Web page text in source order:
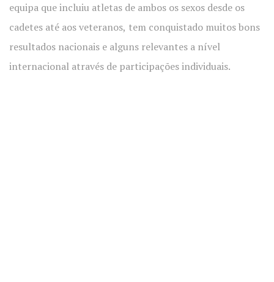
equipa que incluiu atletas de ambos os sexos desde os
cadetes até aos veteranos, tem conquistado muitos bons
resultados nacionais e alguns relevantes a nível
internacional através de participações individuais.